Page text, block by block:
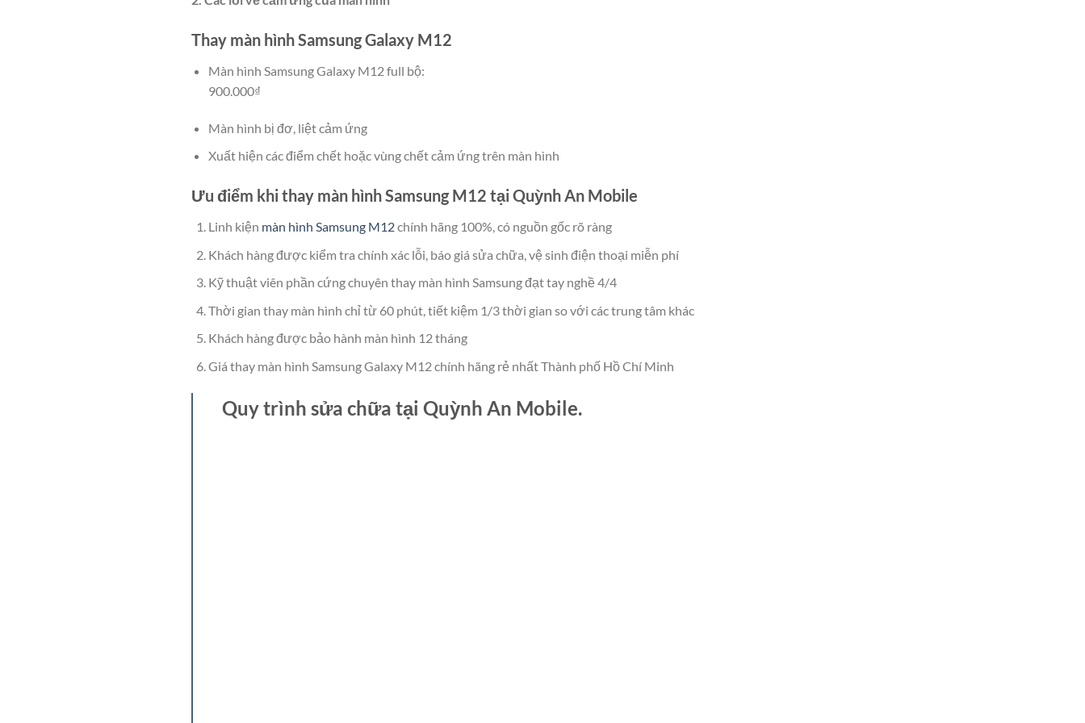
Thay màn hình Samsung Galaxy M12
Màn hình Samsung Galaxy M12 full bộ:
900.000₫
Màn hình bị đơ, liệt cảm ứng
Xuất hiện các điểm chết hoặc vùng chết cảm ứng trên màn hình
Ưu điểm khi thay màn hình Samsung M12 tại Quỳnh An Mobile
Linh kiện màn hình Samsung M12chính hãng 100%, có nguồn gốc rõ ràng
Khách hàng được kiểm tra chính xác lỗi, báo giá sửa chữa, vệ sinh điện thoại miễn phí
Kỹ thuật viên phần cứng chuyên thay màn hình Samsung đạt tay nghề 4/4
Thời gian thay màn hình chỉ từ 60 phút, tiết kiệm 1/3 thời gian so với các trung tâm khác
Khách hàng được bảo hành màn hình 12 tháng
Giá thay màn hình Samsung Galaxy M12 chính hãng rẻ nhất Thành phố Hồ Chí Minh
Quy trình sửa chữa tại Quỳnh An Mobile.